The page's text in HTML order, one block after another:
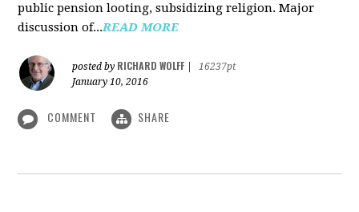
public pension looting, subsidizing religion. Major
discussion of...READ MORE
posted by RICHARD WOLFF
16237pt
January 10, 2016
COMMENT SHARE